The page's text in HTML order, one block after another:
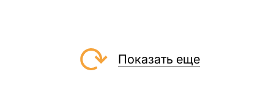
Показать еще